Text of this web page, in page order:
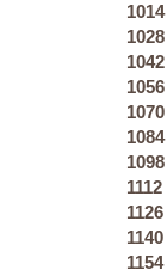
1014
1028
1042
1056
1070
1084
1098
1112
1126
1140
1154